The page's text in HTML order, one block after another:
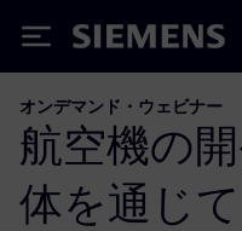
Siemens
オンデマンド・ウェビナー
航空機の
体を通じ